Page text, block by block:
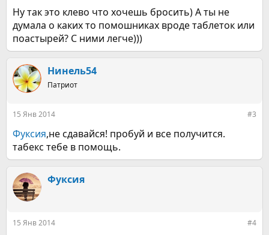
силы,вдохновение на новую попытку.
Подумала-заведу свой,вдруг мне это както поможет.
Ну так это клево что хочешь бросить) А ты не
думала о каких то помошниках вроде таблеток или
поастырей? С ними легче)))
Нинель54
Патриот
15 Янв 2014 #3
Фуксия,не сдавайся! пробуй и все получится.
табекс тебе в помощь.
Фуксия
15 Янв 2014 #4